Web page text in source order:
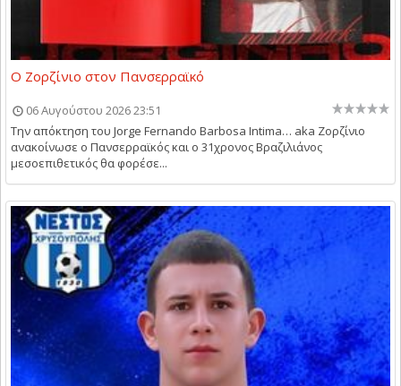
Ο Ζορζίνιο στον Πανσερραϊκό
06 Αυγούστου 2026 23:51
Την απόκτηση του Jorge Fernando Barbosa Intima… aka Ζορζίνιο
ανακοίνωσε ο Πανσερραϊκός και ο 31χρονος Βραζιλιάνος
μεσοεπιθετικός θα φορέσε...